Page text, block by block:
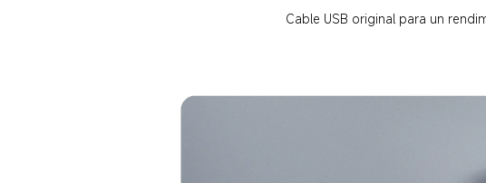
Cable USB original para un